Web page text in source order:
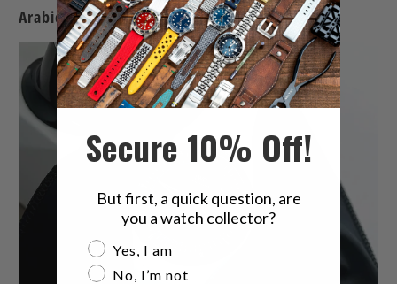
Arabic.
Secure 10% Off!
But first, a quick question, are
you a watch collector?
Are you a watch collector?
Yes, I am
No, I’m not